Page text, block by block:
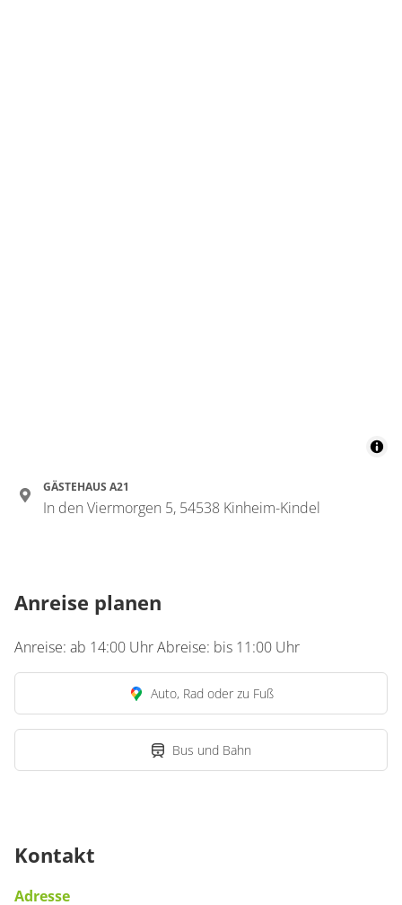
GÄSTEHAUS A21
In den Viermorgen 5, 54538 Kinheim-Kindel
Anreise planen
Anreise: ab 14:00 Uhr Abreise: bis 11:00 Uhr
Auto, Rad oder zu Fuß
Bus und Bahn
Kontakt
Adresse